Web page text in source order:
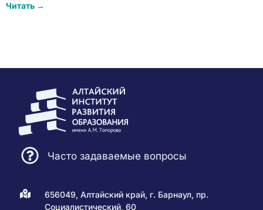
Читать →
Часто задаваемые вопросы
656049, Алтайский край, г. Барнаул, пр.
Социалистический, 60